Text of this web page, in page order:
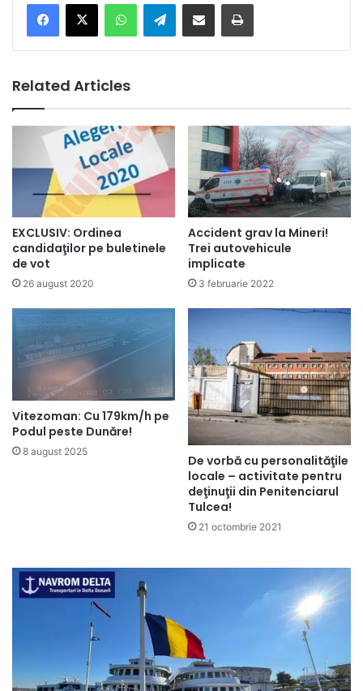
Telegram
Related Articles
EXCLUSIV: Ordinea
candidaţilor pe buletinele
de vot
26 august 2020
Accident grav la Mineri!
Trei autovehicule
implicate
3 februarie 2022
Vitezoman: Cu 179km/h pe
Podul peste Dunăre!
8 august 2025
De vorbă cu personalităţile
locale – activitate pentru
deţinuţii din Penitenciarul
Tulcea!
21 octombrie 2021